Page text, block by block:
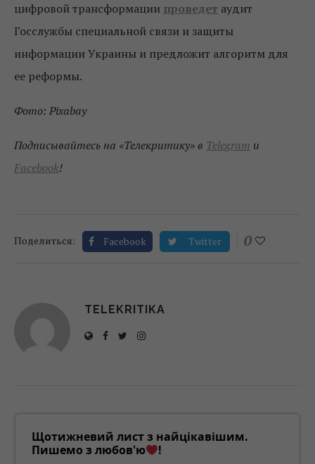
цифровой трансформации проведет аудит
Госслужбы специальной связи и защиты
информации Украины и предложит алгоритм для
ее реформы.
Фото: Pixabay
Подписывайтесь на «Телекритику» в Telegram и
Facebook!
Поделиться: Facebook Twitter 0
TELEKRITIKA
Щотижневий лист з найцікавішим.
Пишемо з любов'ю
!